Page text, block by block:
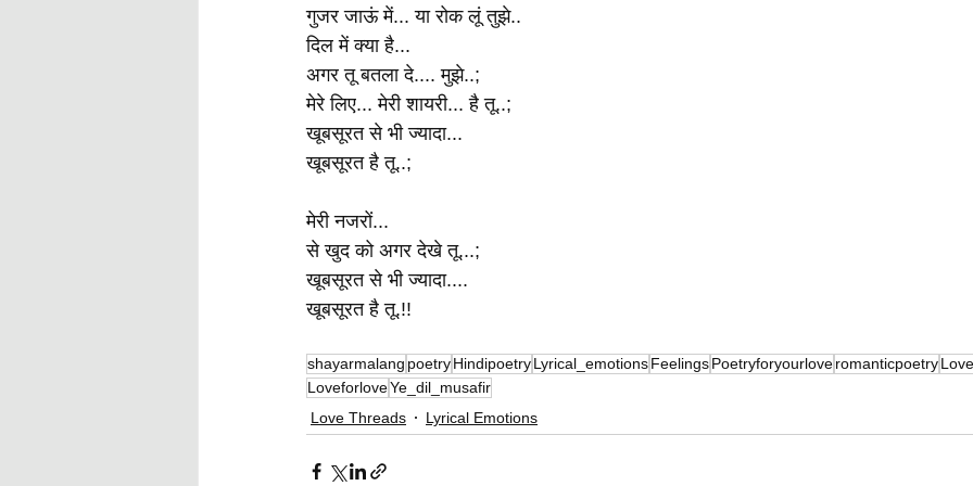
गुजर जाऊं में... या रोक लूं तुझे..
दिल में क्या है...
अगर तू बतला दे.... मुझे..;
मेरे लिए... मेरी शायरी... है तू..;
खूबसूरत से भी ज्यादा...
खूबसूरत है तू..;
मेरी नजरों...
से खुद को अगर देखे तू...;
खूबसूरत से भी ज्यादा....
खूबसूरत है तू.!!
shayarmalang poetryHindipoetryLyrical_emotionsFeelingsPoetryforyourloveromanticpoetry
LoveforloveYe_dil_musafir
Love Threads
Lyrical Emotions